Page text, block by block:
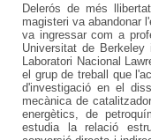
Delerós de més
magisteri va abandonar
va ingressar com a
Universitat de
Laboratori Nacional
el grup de treball que
d'investigació en el
mecànica de
energètics, de
estudia la relació